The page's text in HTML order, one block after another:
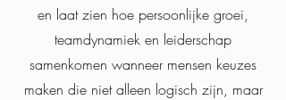
en laat zien hoe persoonlijke groei,
teamdynamiek en leiderschap
samenkomen wanneer mensen keuzes
maken die niet alleen logisch zijn, maar